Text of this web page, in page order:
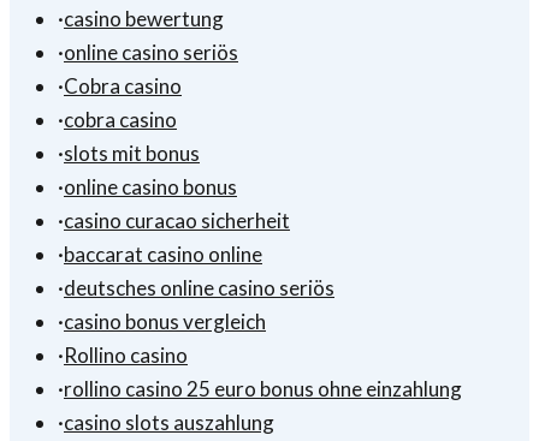
·casino bewertung
·online casino seriös
·Cobra casino
·cobra casino
·slots mit bonus
·online casino bonus
·casino curacao sicherheit
·baccarat casino online
·deutsches online casino seriös
·casino bonus vergleich
·Rollino casino
·rollino casino 25 euro bonus ohne einzahlung
·casino slots auszahlung